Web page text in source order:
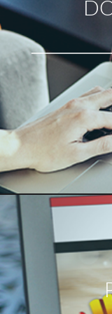
spațiu negativ
design extrem de
pentru a merge
pagină Web, dar
purtător de
uri sunt de gând
dau seama cât
bun exemplu de
Internet este,
cu-doar pentru
mult încât pur și
acolo! Vorbesc
creare web site
pentru motive